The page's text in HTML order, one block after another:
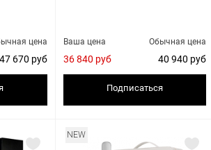
цена
47 670 руб
Обычная цена
40 940 руб
Ваша цена
36 840 руб
Подписаться
NEW